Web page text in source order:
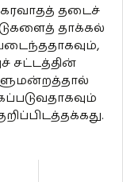
தடைச்
தாக்கல்
சட்டத்தின்